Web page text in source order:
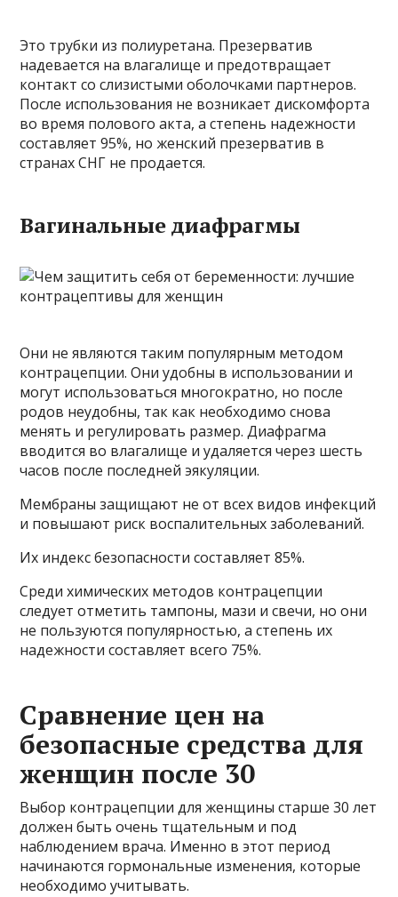
Это трубки из полиуретана. Презерватив
надевается на влагалище и предотвращает
контакт со слизистыми оболочками партнеров.
После использования не возникает дискомфорта
во время полового акта, а степень надежности
составляет 95%, но женский презерватив в
странах СНГ не продается.
Вагинальные диафрагмы
Они не являются таким популярным методом
контрацепции. Они удобны в использовании и
могут использоваться многократно, но после
родов неудобны, так как необходимо снова
менять и регулировать размер. Диафрагма
вводится во влагалище и удаляется через шесть
часов после последней эякуляции.
Мембраны защищают не от всех видов инфекций
и повышают риск воспалительных заболеваний.
Их индекс безопасности составляет 85%.
Среди химических методов контрацепции
следует отметить тампоны, мази и свечи, но они
не пользуются популярностью, а степень их
надежности составляет всего 75%.
Сравнение цен на
безопасные средства для
женщин после 30
Выбор контрацепции для женщины старше 30 лет
должен быть очень тщательным и под
наблюдением врача. Именно в этот период
начинаются гормональные изменения, которые
необходимо учитывать.